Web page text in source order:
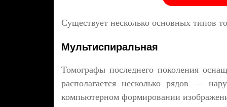
Существует несколько основных типов
Мультиспиральная
Томографы последнего поколения
располагается несколько рядов —
компьютерном формировании